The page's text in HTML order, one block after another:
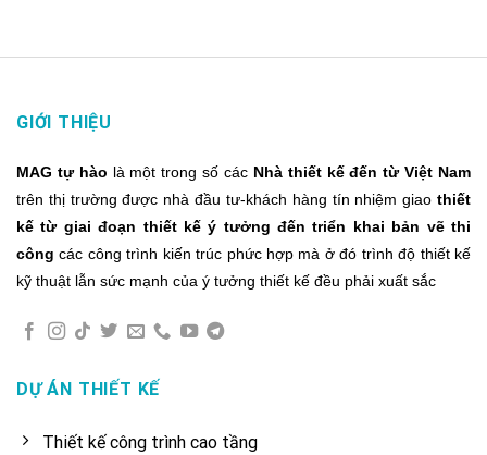
GIỚI THIỆU
MAG tự hào là một trong số các Nhà thiết kế đến từ Việt Nam
trên thị trường được nhà đầu tư-khách hàng tín nhiệm giao thiết
kế từ giai đoạn thiết kế ý tưởng đến triển khai bản vẽ thi
côngcác công trình kiến trúc phức hợp mà ở đó trình độ thiết kế
kỹ thuật lẫn sức mạnh của ý tưởng thiết kế đều phải xuất sắc
DỰ ÁN THIẾT KẾ
Thiết kế công trình cao tầng